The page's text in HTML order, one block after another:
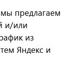
предлагаем
и/или
из
Яндекс и